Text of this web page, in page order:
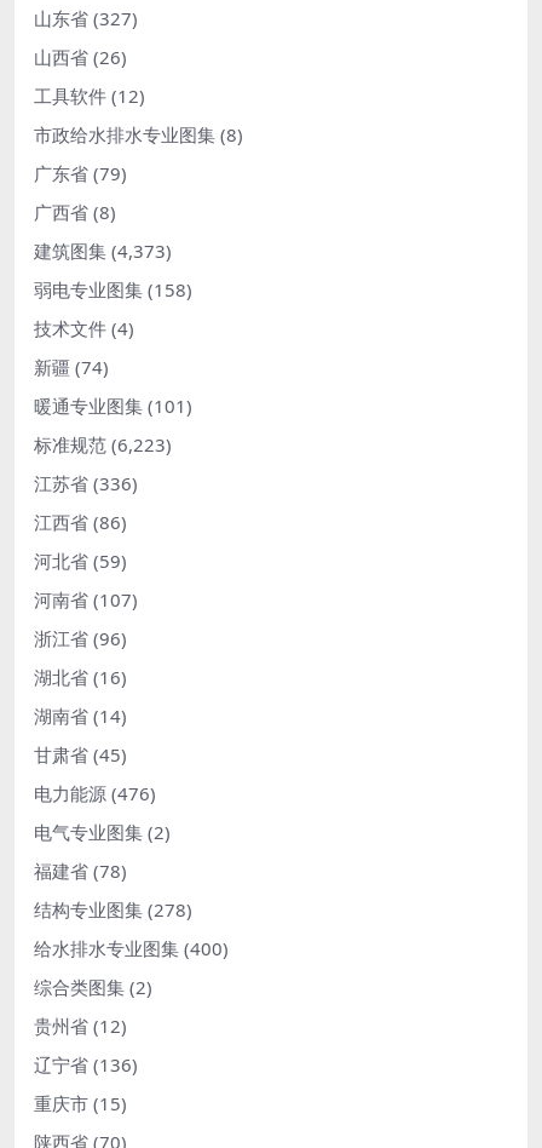
山东省 (327)
山西省 (26)
工具软件 (12)
市政给水排水专业图集 (8)
广东省 (79)
广西省 (8)
建筑图集 (4,373)
弱电专业图集 (158)
技术文件 (4)
新疆 (74)
暖通专业图集 (101)
标准规范 (6,223)
江苏省 (336)
江西省 (86)
河北省 (59)
河南省 (107)
浙江省 (96)
湖北省 (16)
湖南省 (14)
甘肃省 (45)
电力能源 (476)
电气专业图集 (2)
福建省 (78)
结构专业图集 (278)
给水排水专业图集 (400)
综合类图集 (2)
贵州省 (12)
辽宁省 (136)
重庆市 (15)
陕西省 (70)